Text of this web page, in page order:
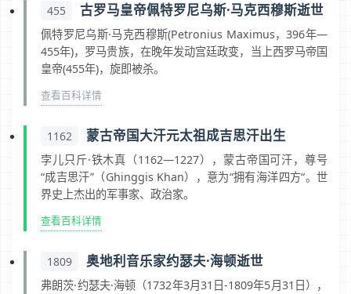
455 古罗马皇帝佩特罗尼乌斯·马克西穆斯逝世
佩特罗尼乌斯·马克西穆斯(Petronius Maximus，396年—
455年)，罗马贵族，在晚年发动宫廷政变，当上西罗马帝国
皇帝(455年)，旋即被杀。
查看百科详情
1162 蒙古帝国大汗元太祖成吉思汗出生
孛儿只斤·铁木真（1162—1227），蒙古帝国可汗，尊号
“成吉思汗”（Ghinggis Khan），意为“拥有海洋四方“。世
界史上杰出的军事家、政治家。
查看百科详情
1809 奥地利音乐家约瑟夫·海顿逝世
弗朗茨·约瑟夫·海顿（1732年3月31日-1809年5月31日），